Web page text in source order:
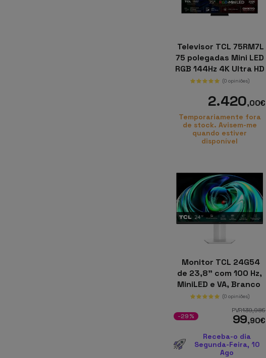
Televisor TCL 75RM7L
75 polegadas Mini LED
RGB 144Hz 4K Ultra HD
Google TV
(0 opiniões)
2.420,00€
Temporariamente fora
de stock. Avisem-me
quando estiver
disponível
Monitor TCL 24G54
de 23,8" com 100 Hz,
MiniLED e VA, Branco
(0 opiniões)
PVR139,98€
99,90€
-29%
Receba-o dia
Segunda-Feira, 10
Ago